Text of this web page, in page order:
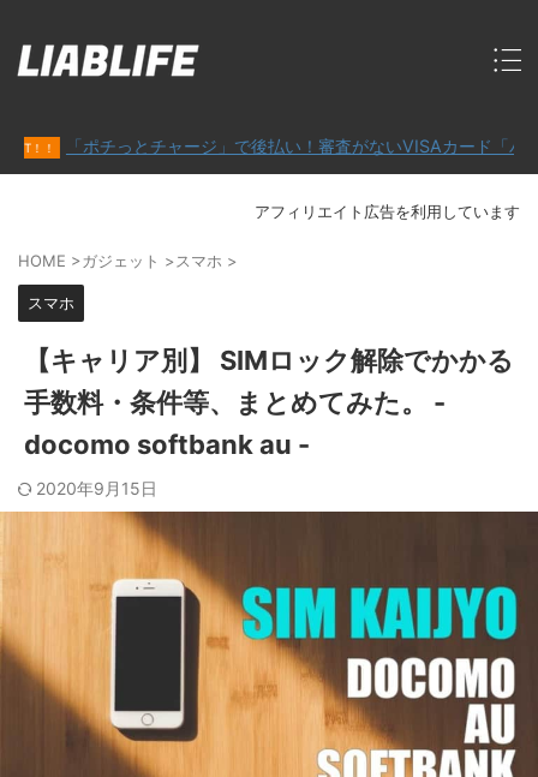
ポチっとチャージ」で後払い！審査がないVISAカード「バンドルカ
アフィリエイト広告を利用しています
HOME >ガジェット >スマホ >
スマホ
【キャリア別】 SIMロック解除でかかる
手数料・条件等、まとめてみた。 -
docomo softbank au -
2020年9月15日